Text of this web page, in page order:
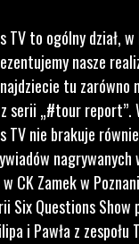
TV to ogólny dział,
nasze
tu zarówno
serii „#tour report”.
TV nie brakuje
nagrywanych
CK Zamek w
Six Questions Show
i Pawła z zespołu